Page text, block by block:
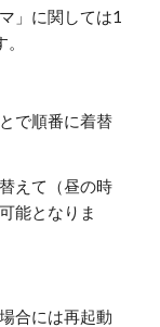
」に関しては1
で順番に着替
えて（昼の時
能となりま
合には再起動